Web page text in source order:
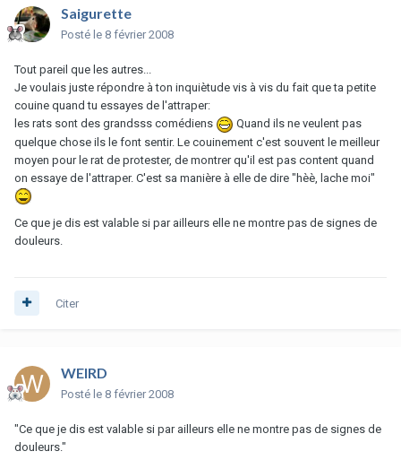
Saigurette
Posté le 8 février 2008
Tout pareil que les autres...
Je voulais juste répondre à ton inquiètude vis à vis du fait que ta petite
couine quand tu essayes de l'attraper:
les rats sont des grandsss comédiens
Quand ils ne veulent pas
quelque chose ils le font sentir. Le couinement c'est souvent le meilleur
moyen pour le rat de protester, de montrer qu'il est pas content quand
on essaye de l'attraper. C'est sa manière à elle de dire "hèè, lache moi"
Ce que je dis est valable si par ailleurs elle ne montre pas de signes de
douleurs.
Citer
WEIRD
Posté le 8 février 2008
"Ce que je dis est valable si par ailleurs elle ne montre pas de signes de
douleurs."